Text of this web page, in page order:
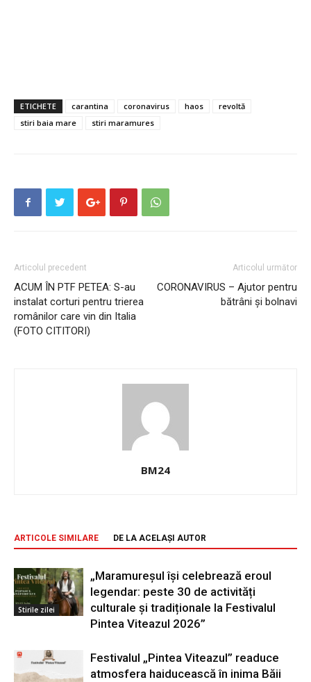
ETICHETE carantina coronavirus haos
revoltă
stiri baia mare
stiri maramures
Articolul precedent
ACUM ÎN PTF PETEA: S-au
instalat corturi pentru trierea
românilor care vin din Italia
(FOTO CITITORI)
Articolul următor
CORONAVIRUS – Ajutor pentru
bătrâni și bolnavi
BM24
ARTICOLE SIMILARE DE LA ACELAȘI AUTOR
Stirile zilei
„Maramureșul își celebrează eroul
legendar: peste 30 de activități
culturale și tradiționale la Festivalul
Pintea Viteazul 2026”
Festivalul „Pintea Viteazul” readuce
atmosfera haiducească în inima Băii